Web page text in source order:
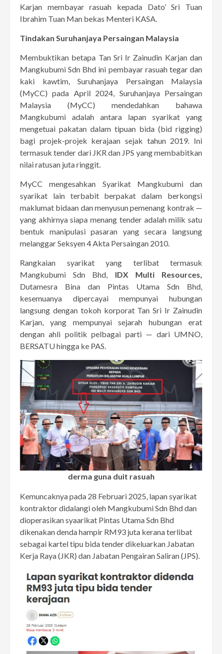
Karjan membayar rasuah kepada Dato’ Sri Tuan
Ibrahim Tuan Man bekas Menteri KASA.
Tindakan Suruhanjaya Persaingan Malaysia
Membuktikan betapa Tan Sri Ir Zainudin Karjan dan
Mangkubumi Sdn Bhd ini pembayar rasuah tegar dan
kaki kawtim, Suruhanjaya Persaingan Malaysia
(MyCC) pada April 2024, Suruhanjaya Persaingan
Malaysia (MyCC) mendedahkan bahawa
Mangkubumi adalah antara lapan syarikat yang
mengetuai pakatan dalam tipuan bida (bid rigging)
bagi projek-projek kerajaan sejak tahun 2019. Ini
termasuk tender dari JKR dan JPS yang membabitkan
nilai ratusan juta ringgit.
MyCC mengesahkan Syarikat Mangkubumi dan
syarikat lain terbabit berpakat dalam berkongsi
maklumat bidaan dan menyusun pemenang kontrak —
yang akhirnya siapa menang tender adalah milik satu
bentuk manipulasi pasaran yang secara langsung
melanggar Seksyen 4 Akta Persaingan 2010.
Rangkaian syarikat yang terlibat termasuk
Mangkubumi Sdn Bhd, IDX Multi Resources,
Dutamesra Bina dan Pintas Utama Sdn Bhd,
kesemuanya dipercayai mempunyai hubungan
langsung dengan tokoh korporat Tan Sri Ir Zainudin
Karjan, yang mempunyai sejarah hubungan erat
dengan ahli politik pelbagai parti — dari UMNO,
BERSATU hingga ke PAS.
derma guna duit rasuah
Kemuncaknya pada 28 Februari 2025, lapan syarikat
kontraktor didalangi oleh Mangkubumi Sdn Bhd dan
dioperasikan syaarikat Pintas Utama Sdn Bhd
dikenakan denda hampir RM93 juta kerana terlibat
sebagai kartel tipu bida tender dikeluarkan Jabatan
Kerja Raya (JKR) dan Jabatan Pengairan Saliran (JPS).